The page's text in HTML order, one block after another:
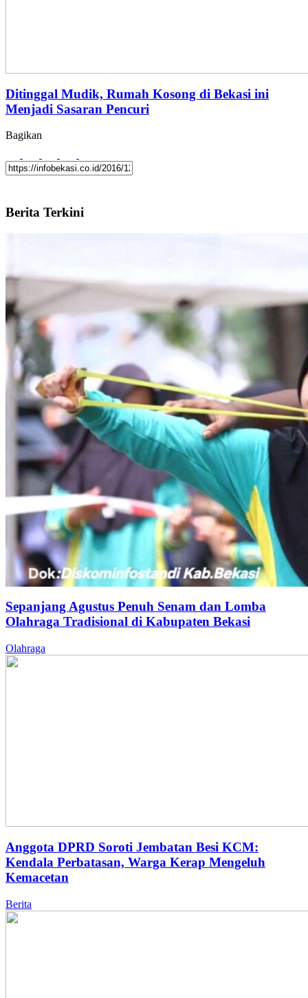
Ditinggal Mudik, Rumah Kosong di Bekasi ini
Menjadi Sasaran Pencuri
Bagikan
Berita Terkini
Sepanjang Agustus Penuh Senam dan Lomba
Olahraga Tradisional di Kabupaten Bekasi
Olahraga
Anggota DPRD Soroti Jembatan Besi KCM:
Kendala Perbatasan, Warga Kerap Mengeluh
Kemacetan
Berita